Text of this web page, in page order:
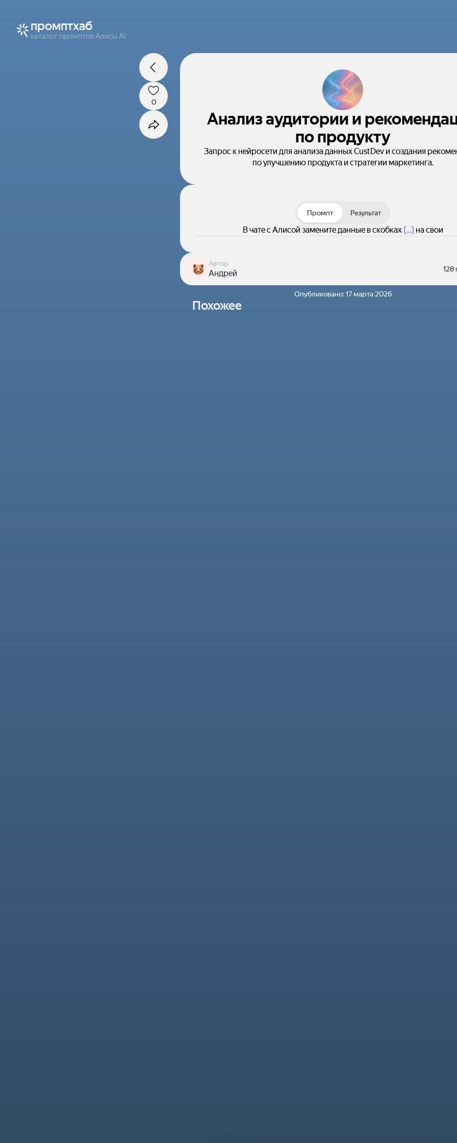
промптхаб
каталог промптов Алисы AI
Анализ аудитории и
по продукту
Запрос к нейросети для анализа данных CustDev и создания
по улучшению продукта и стратегии маркетинга.
0
Промпт Результат
В чате с Алисой замените данные в скобках [...] на свои
Автор
Андрей 128
Опубликовано:17 марта 2026
Похожее